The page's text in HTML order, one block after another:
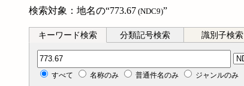
検索対象：地名の“773.67 (NDC9)”
キーワード検索 分類記号検索 識別子検索
分類記号検索
すべて 名称のみ 普通件名のみ ジャンルのみ